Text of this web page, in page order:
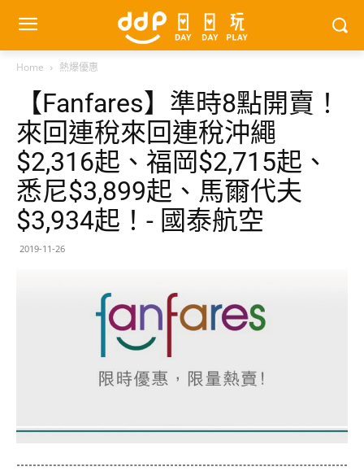
Home 熱爆優惠
【Fanfares】準時8點開賣！
來回連稅來回連稅沖繩
$2,316起、福岡$2,715起、
悉尼$3,899起、馬爾代夫
$3,934起！- 國泰航空
2019-11-26